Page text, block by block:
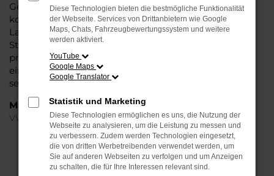
Gebrauchtwagen für Kassel ist ein Fahrzeug, wie es
kompletter nicht sein könnte und überzeugt durch
Langlebigkeit und einen sehr soliden Werterhalt. Bei
Steinböhmer kommt hinzu, dass Sie sich über einen
preislichen Nachlass freuen dürfen und beim Kauf auf
ein Unternehmen mit mehr als 80 Jahren Erfahrung
setzen.
Marken
VW
FEHLER: NETWORK ERROR
Diese Technologien bieten die bestmögliche Funktionalität
der Webseite. Services von Drittanbietern wie Google
Maps, Chats, Fahrzeugbewertungssystem und weitere
werden aktiviert.
YouTube
Google Maps
Google Translator
Statistik und Marketing
Diese Technologien ermöglichen es uns, die Nutzung der
Webseite zu analysieren, um die Leistung zu messen und
zu verbessern. Zudem werden Technologien eingesetzt,
die von dritten Werbetreibenden verwendet werden, um
Sie auf anderen Webseiten zu verfolgen und um Anzeigen
zu schalten, die für Ihre Interessen relevant sind.